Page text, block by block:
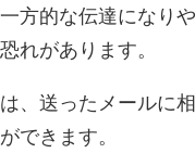
方的な伝達になり
れがあります。
、送ったメールに
できます。